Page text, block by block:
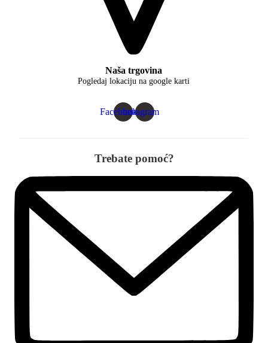
Naša trgovina
Pogledaj lokaciju na google karti
FacebookInstagram
Trebate pomoć?